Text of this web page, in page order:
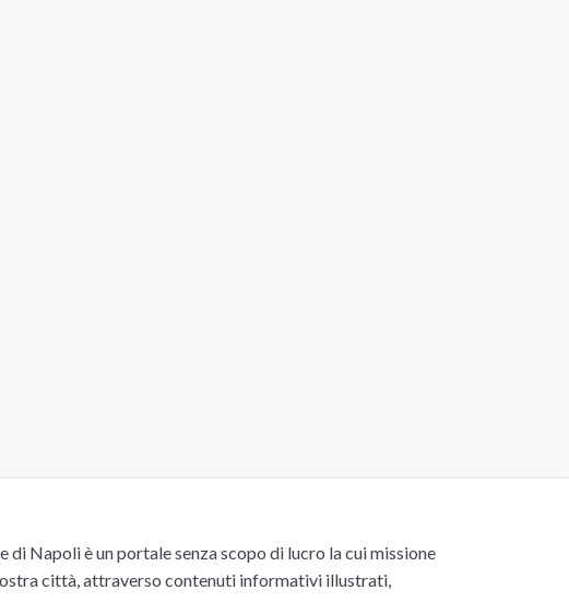
Napoli è un portale senza scopo di lucro la cui missione
città, attraverso contenuti informativi illustrati,